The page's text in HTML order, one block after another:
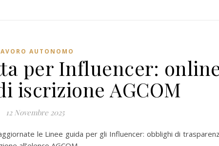
AUTONOMO
per Influencer:
iscrizione AGCOM
12 Novembre 2025
le Linee guida per gli Influencer: obblighi di